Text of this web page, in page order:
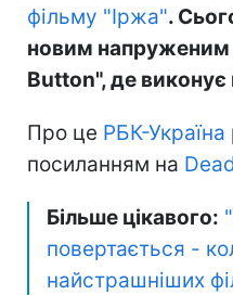
фільму "Іржа".
новим
Button", де виконує
Про це РБК-Україна
посиланням на
Більше цікавого:
повертається -
найстрашніших